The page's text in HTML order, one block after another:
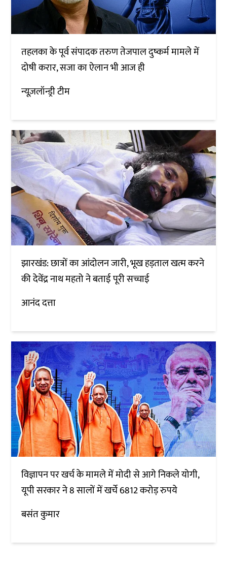
तहलका के पूर्व संपादक तरुण तेजपाल दुष्कर्म मामले में
दोषी करार, सजा का ऐलान भी आज ही
न्यूज़लॉन्ड्री टीम
झारखंड: छात्रों का आंदोलन जारी, भूख हड़ताल खत्म करने
की देवेंद्र नाथ महतो ने बताई पूरी सच्चाई
आनंद दत्ता
विज्ञापन पर खर्च के मामले में मोदी से आगे निकले योगी,
यूपी सरकार ने 8 सालों में खर्चे 6812 करोड़ रुपये
बसंत कुमार